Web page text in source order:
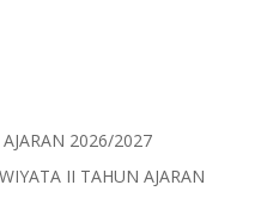
2026/2027
II TAHUN AJARAN